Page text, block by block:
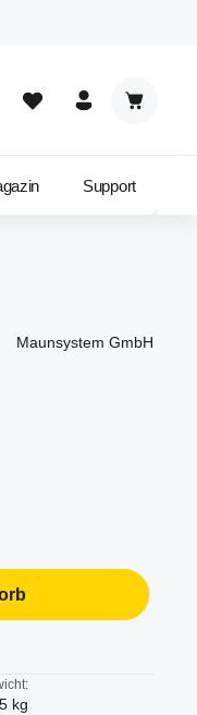
Support
Maunsystem GmbH
oder
kg